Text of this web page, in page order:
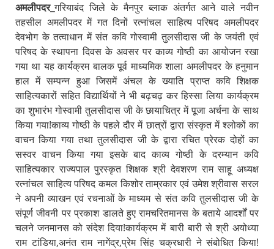
अमलीपदर_गरियाबंद जिले के मैनपुर ब्लाक अंतर्गत आने वाले नवीन
तहसील अमलीपदर में गत दिनों रत्नांचल साहित्य परिषद अमलीपदर
देवभोग के तत्वाधान में संत कवि गोस्वामी तुलसीदास जी के जयंती एवं
परिषद के स्थापना दिवस के अवसर पर काव्य गोष्ठी का आयोजन रखा
गया था यह कार्यक्रम बालक पूर्व माध्यमिक शाला अमलीपदर के हनुमान
हाल में सम्पन्न हुआ जिसमें अंचल के ख्याति प्राप्त कवि शिक्षक
साहित्यकारों सहित विद्यार्थियों ने भी बढ़चढ़ कर हिस्सा लिया कार्यक्रम
का शुभारंभ गोस्वामी तुलसीदास जी के छायाचित्र में पूजा अर्चना के साथ
किया गया!काव्य गोष्ठी के पहले दौर में छात्रों द्वारा संस्कृत में श्लोकों का
वाचन किया गया तथा तुलसीदास जी के द्वारा रचित प्रेरक दोहों का
सस्वर वाचन किया गया इसके बाद काव्य गोष्ठी के दरम्यान कवि
साहित्यकार राज्यपाल पुरस्कृत शिक्षक श्री देवशरण राम साहू अध्यक्ष
रत्नांचल साहित्य परिषद कमल किशोर ताम्रकार एवं उमेश श्रीवास सरल
ने अपनी व्याखन एवं रचनाओं के माध्यम से संत कवि तुलसीदास जी के
संपूर्ण जीवनी पर प्रकाश डालते हुए रामचरितमानस के बताये आदर्शों पर
चलने जनमानस को संदेश दिया!कार्यक्रम में बारी बारी से श्री अयोध्या
राम टांडिया,अनंत राम नागेंद्र,प्रेम सिंह चक्रधारी ने संबोधित किया!